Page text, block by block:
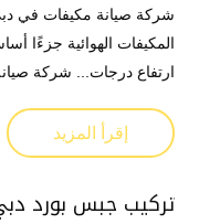
شركة صيانة مكيفات في
المكيفات الهوائية جزءًا
ارتفاع درجات... شركة
إقرأ المزيد
تركيب جبس بورد دبي